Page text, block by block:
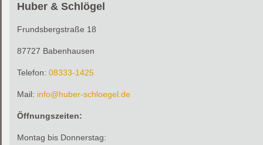
Huber & Schlögel
Frundsbergstraße 18
87727 Babenhausen
Telefon:08333-1425
Mail: info@huber-schloegel.de
Öffnungszeiten:
Montag bis Donnerstag: